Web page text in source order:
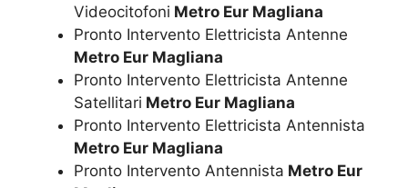
Videocitofoni Metro Eur Magliana
Pronto Intervento Elettricista Antenne
Metro Eur Magliana
Pronto Intervento Elettricista Antenne
Satellitari Metro Eur Magliana
Pronto Intervento Elettricista Antennista
Metro Eur Magliana
Pronto Intervento Antennista Metro Eur